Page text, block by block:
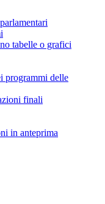
tabelle o grafici
programmi delle
finali
in anteprima